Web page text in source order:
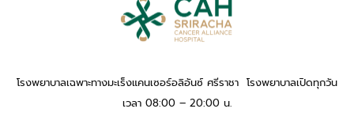
โรงพยาบาลเฉพาะทางมะเร็งแคนเซอร์อลิอันซ์ ศรีราชา โรงพยาบาลเปิดทุกวัน
เวลา 08:00 – 20:00 น.